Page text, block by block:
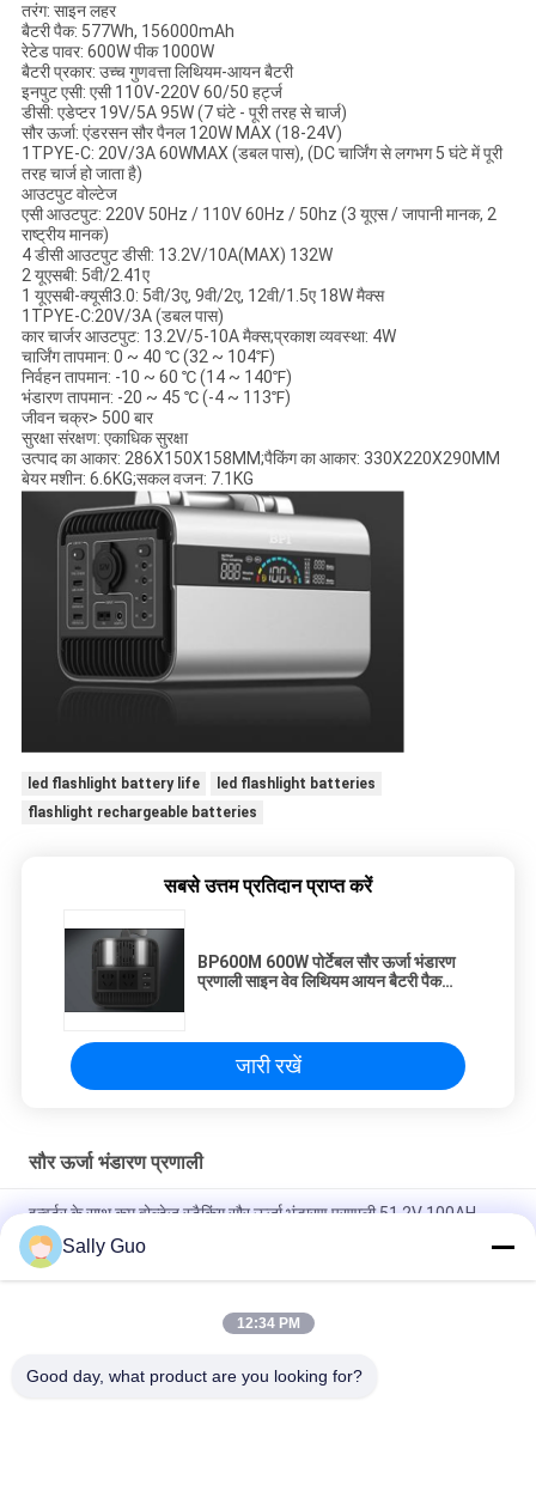
तरंग: साइन लहर
बैटरी पैक: 577Wh, 156000mAh
रेटेड पावर: 600W पीक 1000W
बैटरी प्रकार: उच्च गुणवत्ता लिथियम-आयन बैटरी
इनपुट एसी: एसी 110V-220V 60/50 हर्ट्ज
डीसी: एडेप्टर 19V/5A 95W (7 घंटे - पूरी तरह से चार्ज)
सौर ऊर्जा: एंडरसन सौर पैनल 120W MAX (18-24V)
1TPYE-C: 20V/3A 60WMAX (डबल पास), (DC चार्जिंग से लगभग 5 घंटे में पूरी
तरह चार्ज हो जाता है)
आउटपुट वोल्टेज
एसी आउटपुट: 220V 50Hz / 110V 60Hz / 50hz (3 यूएस / जापानी मानक, 2
राष्ट्रीय मानक)
4 डीसी आउटपुट डीसी: 13.2V/10A(MAX) 132W
2 यूएसबी: 5वी/2.41ए
1 यूएसबी-क्यूसी3.0: 5वी/3ए, 9वी/2ए, 12वी/1.5ए 18W मैक्स
1TPYE-C:20V/3A (डबल पास)
कार चार्जर आउटपुट: 13.2V/5-10A मैक्स;प्रकाश व्यवस्था: 4W
चार्जिंग तापमान: 0 ~ 40 ℃ (32 ~ 104℉)
निर्वहन तापमान: -10 ~ 60 ℃ (14 ~ 140℉)
भंडारण तापमान: -20 ~ 45 ℃ (-4 ~ 113℉)
जीवन चक्र> 500 बार
सुरक्षा संरक्षण: एकाधिक सुरक्षा
उत्पाद का आकार: 286X150X158MM;पैकिंग का आकार: 330X220X290MM
बेयर मशीन: 6.6KG;सकल वजन: 7.1KG
led flashlight battery life
led flashlight batteries
flashlight rechargeable batteries
सबसे उत्तम प्रतिदान प्राप्त करें
BP600M 600W पोर्टेबल सौर ऊर्जा भंडारण
प्रणाली साइन वेव लिथियम आयन बैटरी पैक
जारी रखें
सौर ऊर्जा भंडारण प्रणाली
इन्वर्टर के साथ कम वोल्टेज स्टैकिंग सौर ऊर्जा भंडारण प्रणाली 51.2V 100AH ​​
5000WH
110V 220V सौर ऊर्जा 5000WH से 20000WH होम एनर्जी स्टोरेज सिस्टम
ग्रिड Mppt पर 230VAC हाइब्रिड सौर ऊर्जा इन्वर्टर 17-25Kw ग्रिड टाई
Sally Guo
12:34 PM
Good day, what product are you looking for?